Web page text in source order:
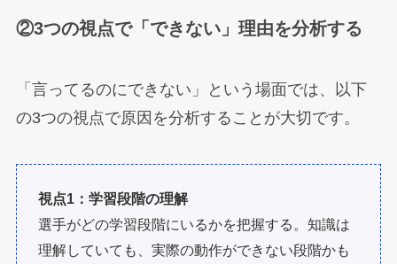
②3つの視点で「できない」理由を分析する
「言ってるのにできない」という場面では、以下
の3つの視点で原因を分析することが大切です。
視点1：学習段階の理解
選手がどの学習段階にいるかを把握する。知識は
理解していても、実際の動作ができない段階かも